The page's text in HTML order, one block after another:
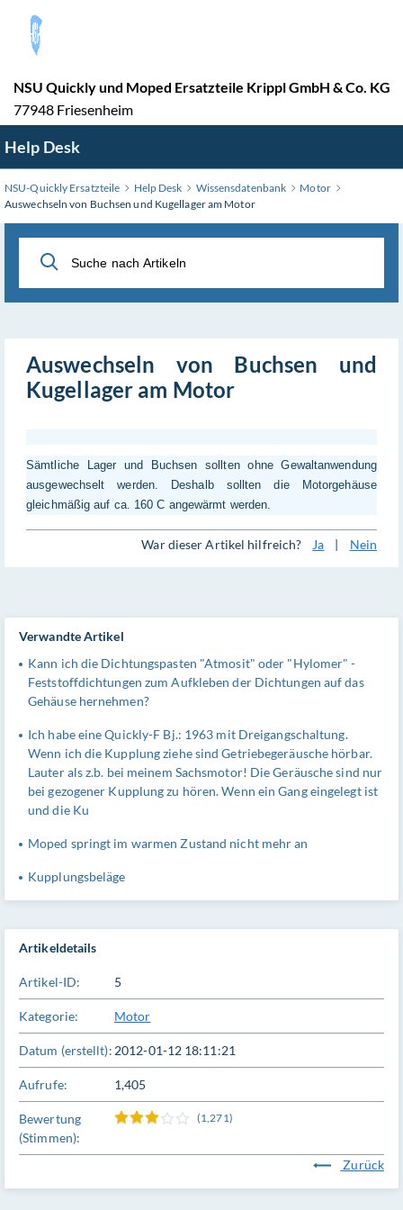
NSU Quickly und Moped Ersatzteile Krippl GmbH & Co. KG
77948 Friesenheim
Hauptinhalt
wechseln
Help Desk
NSU-Quickly Ersatzteile Help Desk Wissensdatenbank
Motor
Auswechseln von Buchsen und Kugellager am Motor
Auswechseln von Buchsen und
Kugellager am Motor
Sämtliche Lager und Buchsen sollten ohne Gewaltanwendung
ausgewechselt werden. Deshalb sollten die Motorgehäuse
gleichmäßig auf ca. 160 C angewärmt werden.
War dieser Artikel hilfreich? Ja | Nein
Artikeldetails
Artikel-ID: 5
Kategorie: Motor
Datum (erstellt):2012-01-12 18:11:21
Aufrufe: 1,405
Bewertung
(Stimmen):
(1,271)
Zurück
Verwandte Artikel
Kann ich die Dichtungspasten "Atmosit" oder "Hylomer" -
Feststoffdichtungen zum Aufkleben der Dichtungen auf das
Gehäuse hernehmen?
Ich habe eine Quickly-F Bj.: 1963 mit Dreigangschaltung.
Wenn ich die Kupplung ziehe sind Getriebegeräusche hörbar.
Lauter als z.b. bei meinem Sachsmotor! Die Geräusche sind nur
bei gezogener Kupplung zu hören. Wenn ein Gang eingelegt ist
und die Ku
Moped springt im warmen Zustand nicht mehr an
Kupplungsbeläge